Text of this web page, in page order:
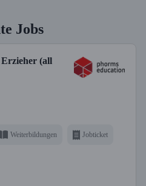
Jobs
(all
Weiterbildungen Jobticket